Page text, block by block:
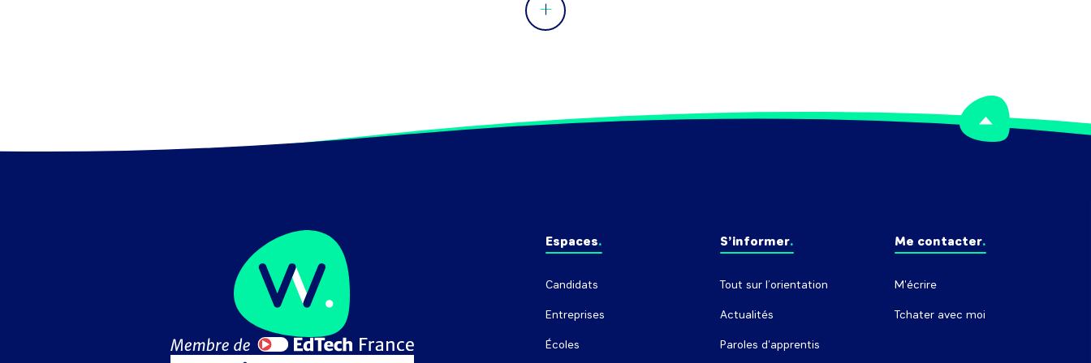
Espaces
Candidats
Entreprises
Écoles
S’informer
Tout sur l’orientation
Actualités
Paroles d'apprentis
Me contacter
M'écrire
Tchater avec moi